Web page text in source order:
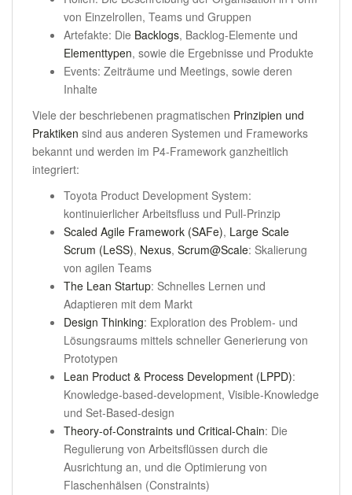
von Einzelrollen, Teams und Gruppen
Artefakte: Die Backlogs, Backlog-Elemente und
Elementtypen, sowie die Ergebnisse und Produkte
Events: Zeiträume und Meetings, sowie deren
Inhalte
Viele der beschriebenen pragmatischen Prinzipien und
Praktiken sind aus anderen Systemen und Frameworks
bekannt und werden im P4-Framework ganzheitlich
integriert:
Toyota Product Development System:
kontinuierlicher Arbeitsfluss und Pull-Prinzip
Scaled Agile Framework (SAFe), Large Scale
Scrum (LeSS), Nexus, Scrum@Scale: Skalierung
von agilen Teams
The Lean Startup: Schnelles Lernen und
Adaptieren mit dem Markt
Design Thinking: Exploration des Problem- und
Lösungsraums mittels schneller Generierung von
Prototypen
Lean Product & Process Development (LPPD):
Knowledge-based-development, Visible-Knowledge
und Set-Based-design
Theory-of-Constraints und Critical-Chain: Die
Regulierung von Arbeitsflüssen durch die
Ausrichtung an, und die Optimierung von
Flaschenhälsen (Constraints)